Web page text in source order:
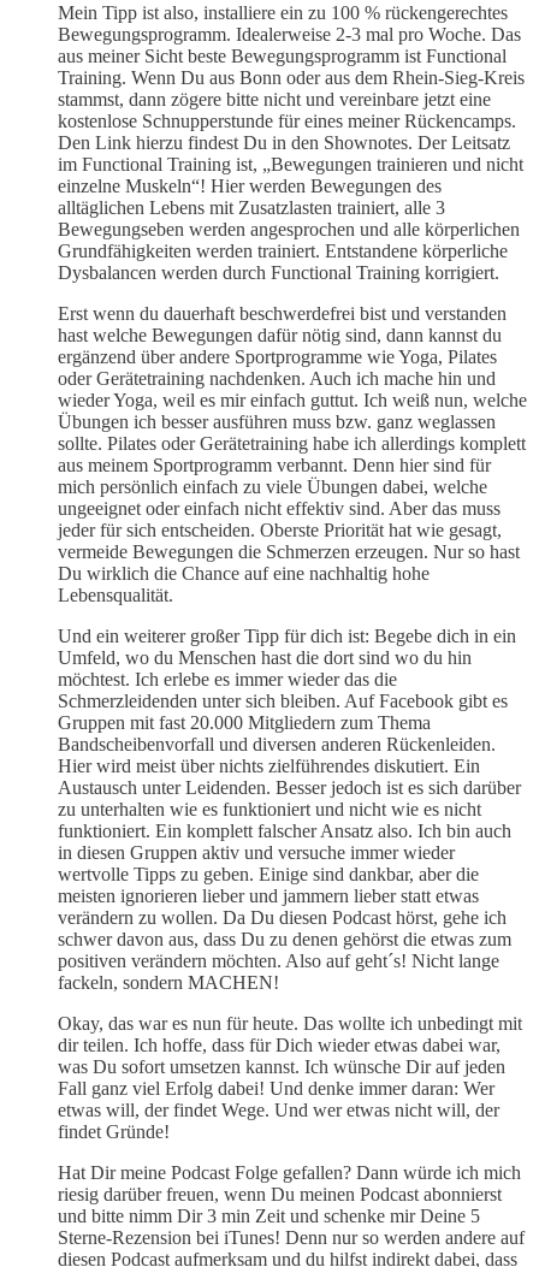
Mein Tipp ist also, installiere ein zu 100 % rückengerechtes
Bewegungsprogramm. Idealerweise 2-3 mal pro Woche. Das
aus meiner Sicht beste Bewegungsprogramm ist Functional
Training. Wenn Du aus Bonn oder aus dem Rhein-Sieg-Kreis
stammst, dann zögere bitte nicht und vereinbare jetzt eine
kostenlose Schnupperstunde für eines meiner Rückencamps.
Den Link hierzu findest Du in den Shownotes. Der Leitsatz
im Functional Training ist, „Bewegungen trainieren und nicht
einzelne Muskeln“! Hier werden Bewegungen des
alltäglichen Lebens mit Zusatzlasten trainiert, alle 3
Bewegungseben werden angesprochen und alle körperlichen
Grundfähigkeiten werden trainiert. Entstandene körperliche
Dysbalancen werden durch Functional Training korrigiert.
Erst wenn du dauerhaft beschwerdefrei bist und verstanden
hast welche Bewegungen dafür nötig sind, dann kannst du
ergänzend über andere Sportprogramme wie Yoga, Pilates
oder Gerätetraining nachdenken. Auch ich mache hin und
wieder Yoga, weil es mir einfach guttut. Ich weiß nun, welche
Übungen ich besser ausführen muss bzw. ganz weglassen
sollte. Pilates oder Gerätetraining habe ich allerdings komplett
aus meinem Sportprogramm verbannt. Denn hier sind für
mich persönlich einfach zu viele Übungen dabei, welche
ungeeignet oder einfach nicht effektiv sind. Aber das muss
jeder für sich entscheiden. Oberste Priorität hat wie gesagt,
vermeide Bewegungen die Schmerzen erzeugen. Nur so hast
Du wirklich die Chance auf eine nachhaltig hohe
Lebensqualität.
Und ein weiterer großer Tipp für dich ist: Begebe dich in ein
Umfeld, wo du Menschen hast die dort sind wo du hin
möchtest. Ich erlebe es immer wieder das die
Schmerzleidenden unter sich bleiben. Auf Facebook gibt es
Gruppen mit fast 20.000 Mitgliedern zum Thema
Bandscheibenvorfall und diversen anderen Rückenleiden.
Hier wird meist über nichts zielführendes diskutiert. Ein
Austausch unter Leidenden. Besser jedoch ist es sich darüber
zu unterhalten wie es funktioniert und nicht wie es nicht
funktioniert. Ein komplett falscher Ansatz also. Ich bin auch
in diesen Gruppen aktiv und versuche immer wieder
wertvolle Tipps zu geben. Einige sind dankbar, aber die
meisten ignorieren lieber und jammern lieber statt etwas
verändern zu wollen. Da Du diesen Podcast hörst, gehe ich
schwer davon aus, dass Du zu denen gehörst die etwas zum
positiven verändern möchten. Also auf geht´s! Nicht lange
fackeln, sondern MACHEN!
Okay, das war es nun für heute. Das wollte ich unbedingt mit
dir teilen. Ich hoffe, dass für Dich wieder etwas dabei war,
was Du sofort umsetzen kannst. Ich wünsche Dir auf jeden
Fall ganz viel Erfolg dabei! Und denke immer daran: Wer
etwas will, der findet Wege. Und wer etwas nicht will, der
findet Gründe!
Hat Dir meine Podcast Folge gefallen? Dann würde ich mich
riesig darüber freuen, wenn Du meinen Podcast abonnierst
und bitte nimm Dir 3 min Zeit und schenke mir Deine 5
Sterne-Rezension bei iTunes! Denn nur so werden andere auf
diesen Podcast aufmerksam und du hilfst indirekt dabei, dass